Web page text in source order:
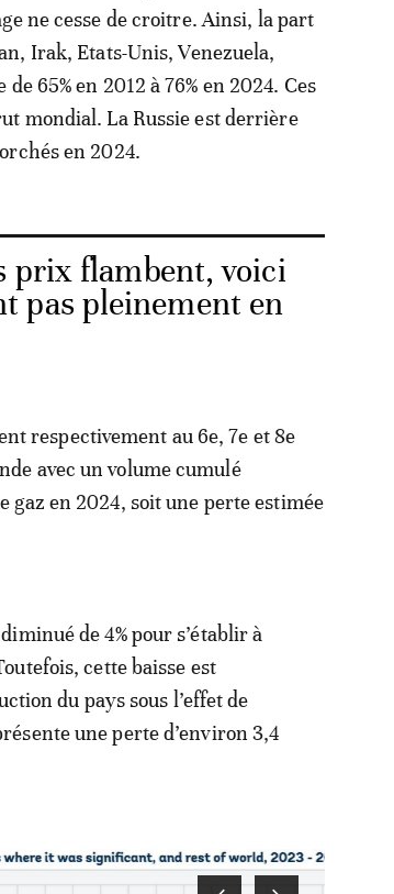
ne cesse de croitre. Ainsi, la part
Irak, Etats-Unis, Venezuela,
65% en 2012 à 76% en 2024. Ces
mondial. La Russie est derrière
en 2024.
prix flambent, voici
pas pleinement en
respectivement au 6e, 7e et 8e
avec un volume cumulé
gaz en 2024, soit une perte estimée
de 4% pour s’établir à
cette baisse est
du pays sous l’effet de
une perte d’environ 3,4